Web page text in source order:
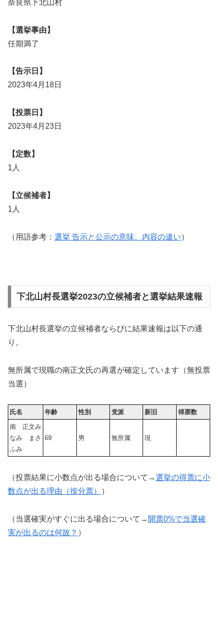
奈良県下北山村
【選挙事由】
任期満了
【告示日】
2023年4月18日
【投票日】
2023年4月23日
【定数】
1人
【立候補者】
1人
（用語参考： 選挙 告示と公示の意味、内容の違い）
下北山村長選挙2023の立候補者と選挙結果速報
下北山村長選挙の立候補者ならびに結果速報は以下の通
り。
無所属で現職の南正文氏の再選が確定しています（無投票
当選）
氏名 年齢 性別 党派 新旧
得票数
南 正文み
なみ まさ
ふみ
69 男 無所属 現
（投票結果に小数点が出る場合について→選挙の得票に小
数点が出る理由（按分票）
）
（当選確実がすぐに出る場合について→ 開票0%で当選確
実が出るのは何故？ ）